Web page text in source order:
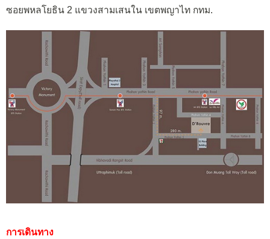
ซอยพหลโยธิน 2 แขวงสามเสนใน เขตพญาไท กทม.
การเดินทาง